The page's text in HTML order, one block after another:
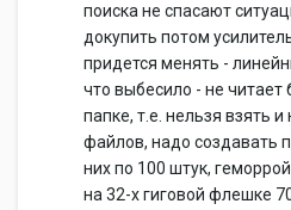
поиска не спасают
докупить потом
придется менять -
что выбесило - не
папке, т.е. нельзя взять
файлов, надо создавать
них по 100 штук,
на 32-х гиговой флешке